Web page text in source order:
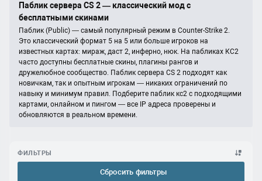
Паблик сервера CS 2 — классический мод с
бесплатными скинами
Паблик (Public) — самый популярный режим в Counter-Strike 2.
Это классический формат 5 на 5 или больше игроков на
известных картах: мираж, даст 2, инферно, нюк. На пабликах КС2
часто доступны бесплатные скины, плагины рангов и
дружелюбное сообщество. Паблик сервера CS 2 подходят как
новичкам, так и опытным игрокам — никаких ограничений по
навыку и минимум правил. Подберите паблик кс2 с подходящими
картами, онлайном и пингом — все IP адреса проверены и
обновляются в реальном времени.
ФИЛЬТРЫ
Сбросить фильтры